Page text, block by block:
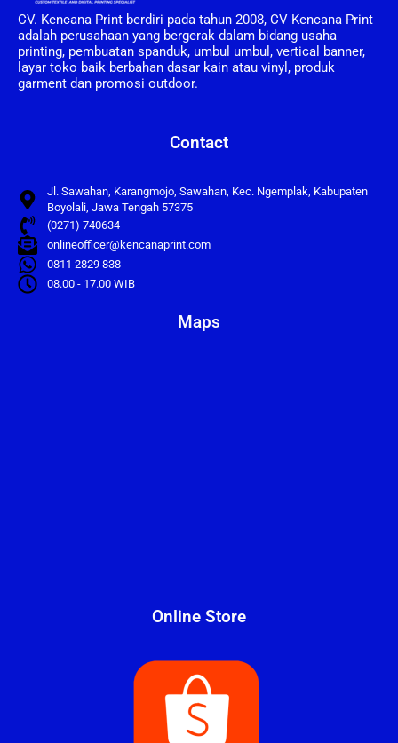
CV. Kencana Print berdiri pada tahun 2008, CV Kencana Print
adalah perusahaan yang bergerak dalam bidang usaha
printing, pembuatan spanduk, umbul umbul, vertical banner,
layar toko baik berbahan dasar kain atau vinyl, produk
garment dan promosi outdoor.
Contact
Jl. Sawahan, Karangmojo, Sawahan, Kec. Ngemplak, Kabupaten
Boyolali, Jawa Tengah 57375
(0271) 740634
onlineofficer@kencanaprint.com
0811 2829 838
08.00 - 17.00 WIB
Maps
Online Store